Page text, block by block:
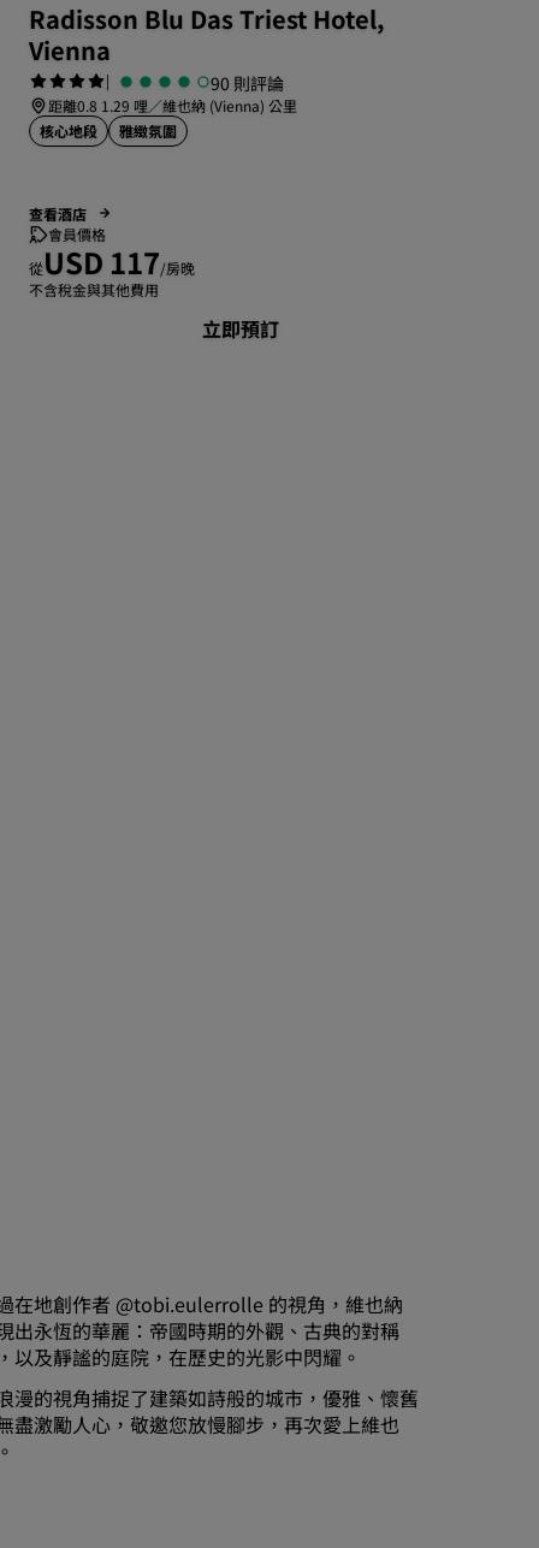
Radisson Blu Das Triest Hotel,
Vienna
| 90 則評論
距離0.8 1.29 哩／維也納 (Vienna) 公里
核心地段
雅緻氛圍
查看酒店
會員價格
從USD 117/房晚
不含稅金與其他費用
立即預訂
在地創作者 @tobi.eulerrolle 的視角，維也納
出永恆的華麗：帝國時期的外觀、古典的對稱
以及靜謐的庭院，在歷史的光影中閃耀。
漫的視角捕捉了建築如詩般的城市，優雅、懷舊
盡激勵人心，敬邀您放慢腳步，再次愛上維也